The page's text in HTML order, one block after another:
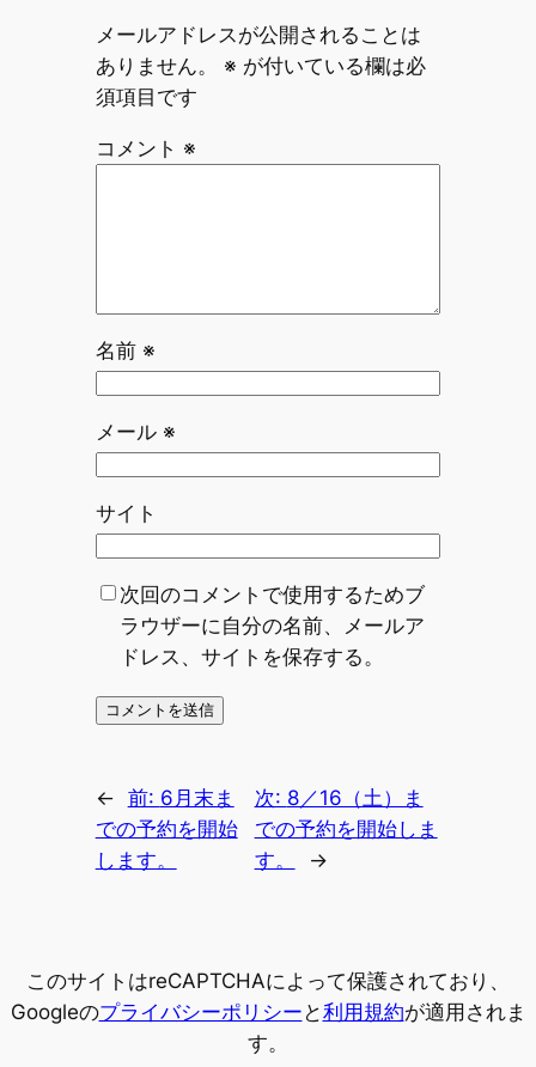
メールアドレスが公開されることは
ありません。
※ が付いている欄は必
須項目です
コメント ※
名前 ※
メール ※
サイト
次回のコメントで使用するためブ
ラウザーに自分の名前、メールア
ドレス、サイトを保存する。
← 前: 6月末ま
での予約を開始
します。
次: 8／16（土）ま
での予約を開始しま
す。
→
このサイトはreCAPTCHAによって保護されており、
Googleのプライバシーポリシー と利用規約が適用されま
す。